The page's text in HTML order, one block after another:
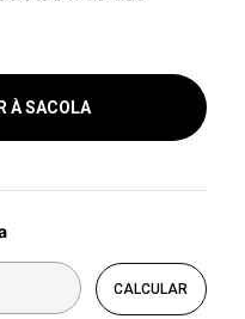
À SACOLA